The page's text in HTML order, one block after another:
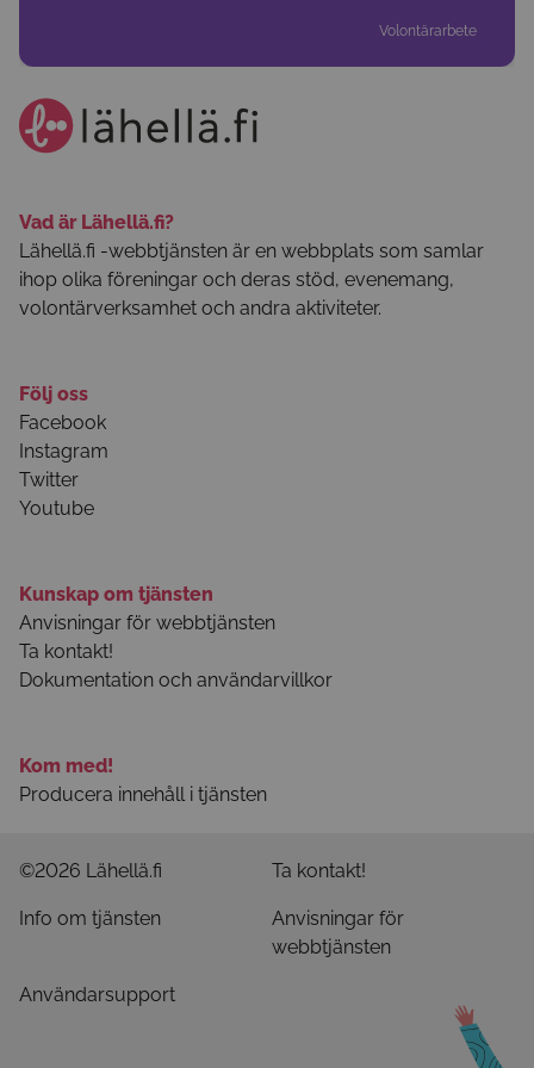
Volontärarbete
Vad är Lähellä.fi?
Lähellä.fi -webbtjänsten är en webbplats som samlar
ihop olika föreningar och deras stöd, evenemang,
volontärverksamhet och andra aktiviteter.
Följ oss
Facebook
Instagram
Twitter
Youtube
Kunskap om tjänsten
Anvisningar för webbtjänsten
Ta kontakt!
Dokumentation och användarvillkor
Kom med!
Producera innehåll i tjänsten
©2026 Lähellä.fi Ta kontakt!
Info om tjänsten
Anvisningar för
webbtjänsten
Användarsupport